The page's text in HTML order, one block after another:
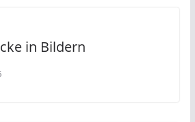
in Bildern